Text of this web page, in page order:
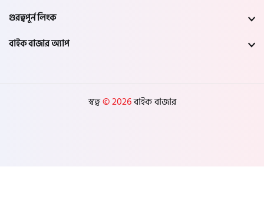
গুরত্বপূর্ন লিংক
বাইক বাজার অ্যাপ
স্বত্ব© 2026বাইক বাজার